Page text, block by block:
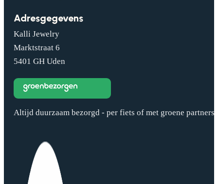
Adresgegevens
Kalli Jewelry
Marktstraat 6
5401 GH Uden
Altijd duurzaam bezorgd - per fiets of met groene partners